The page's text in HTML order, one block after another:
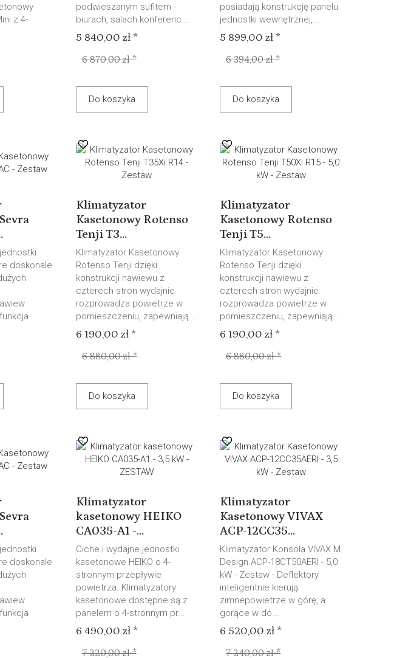
z 4-
podwieszanym sufitem -
biurach, salach konferenc...
5 840,00 zł *
6 870,00 zł *
Do koszyka
posiadają konstrukcję panelu
jednostki wewnętrznej,...
5 899,00 zł *
6 394,00 zł *
Do koszyka
doskonale
Klimatyzator
Kasetonowy Rotenso
Tenji T3...
Klimatyzator Kasetonowy
Rotenso Tenji dzięki
konstrukcji nawiewu z
czterech stron wydajnie
rozprowadza powietrze w
pomieszczeniu, zapewniają...
6 190,00 zł *
6 880,00 zł *
Do koszyka
Klimatyzator
Kasetonowy Rotenso
Tenji T5...
Klimatyzator Kasetonowy
Rotenso Tenji dzięki
konstrukcji nawiewu z
czterech stron wydajnie
rozprowadza powietrze w
pomieszczeniu, zapewniają...
6 190,00 zł *
6 880,00 zł *
Do koszyka
doskonale
Klimatyzator
kasetonowy HEIKO
CA035-A1 -...
Ciche i wydajne jednostki
kasetonowe HEIKO o 4-
stronnym przepływie
powietrza. Klimatyzatory
kasetonowe dostępne są z
panelem o 4-stronnym pr...
6 490,00 zł *
7 220,00 zł *
Klimatyzator
Kasetonowy VIVAX
ACP-12CC35...
Klimatyzator Konsola VIVAX M
Design ACP-18CT50AERI - 5,0
kW - Zestaw - Deflektory
inteligentnie kierują
zimnepowietrze w górę, a
gorące w dó...
6 520,00 zł *
7 240,00 zł *